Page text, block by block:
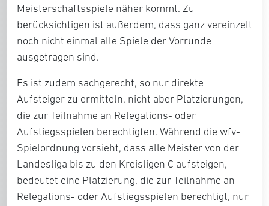
Meisterschaftsspiele näher kommt. Zu
berücksichtigen ist außerdem, dass ganz vereinzelt
noch nicht einmal alle Spiele der Vorrunde
ausgetragen sind.
Es ist zudem sachgerecht, so nur direkte
Aufsteiger zu ermitteln, nicht aber Platzierungen,
die zur Teilnahme an Relegations- oder
Aufstiegsspielen berechtigten. Während die wfv-
Spielordnung vorsieht, dass alle Meister von der
Landesliga bis zu den Kreisligen C aufsteigen,
bedeutet eine Platzierung, die zur Teilnahme an
Relegations- oder Aufstiegsspielen berechtigt, nur